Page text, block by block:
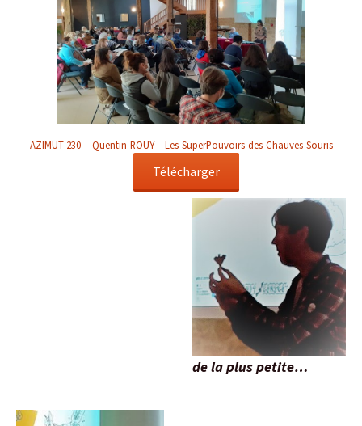
AZIMUT-230-_-Quentin-ROUY-_-Les-SuperPouvoirs-des-Chauves-Souris
Télécharger
de la plus petite…